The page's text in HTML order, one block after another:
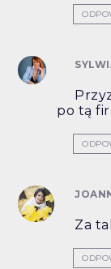
po tą
Za